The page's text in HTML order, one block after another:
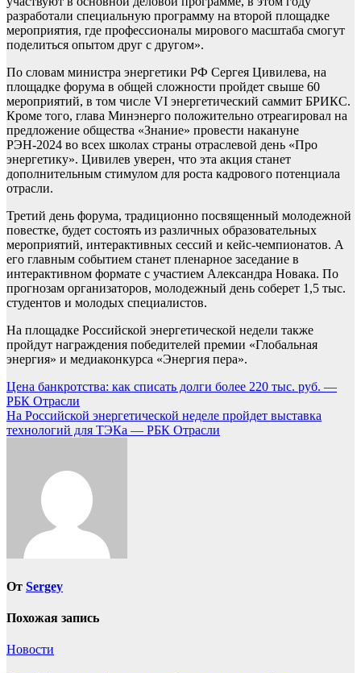
разработали специальную программу на второй площадке
мероприятия, где профессионалы мирового масштаба смогут
поделиться опытом друг с другом».
По словам министра энергетики РФ Сергея Цивилева, на
площадке форума в общей сложности пройдет свыше 60
мероприятий, в том числе VI энергетический саммит БРИКС.
Кроме того, глава Минэнерго положительно отреагировал на
предложение общества «Знание» провести накануне
РЭН-2024 во всех школах страны отраслевой день «Про
энергетику». Цивилев уверен, что эта акция станет
дополнительным стимулом для роста кадрового потенциала
отрасли.
Третий день форума, традиционно посвященный молодежной
повестке, будет состоять из различных образовательных
мероприятий, интерактивных сессий и кейс-чемпионатов. А
его главным событием станет пленарное заседание в
интерактивном формате с участием Александра Новака. По
прогнозам организаторов, молодежный день соберет 1,5 тыс.
студентов и молодых специалистов.
На площадке Российской энергетической недели также
пройдут награждения победителей премии «Глобальная
энергия» и медиаконкурса «Энергия пера».
Навигация
по
записям
Цена банкротства: как списать долги более 220 тыс. руб. —
РБК Отрасли
На Российской энергетической неделе пройдет выставка
технологий для ТЭКа — РБК Отрасли
От Sergey
Похожая запись
Новости